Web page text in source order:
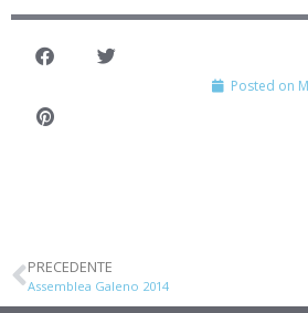
Posted on
PRECEDENTE
Assemblea Galeno 2014